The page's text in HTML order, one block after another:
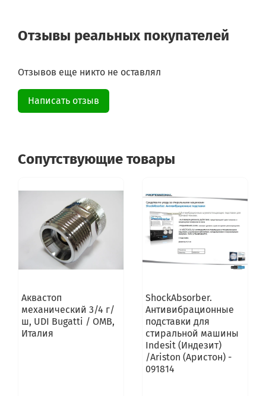
Отзывы реальных покупателей
Отзывов еще никто не оставлял
Написать отзыв
Сопутствующие товары
Аквастоп
механический 3/4 г/
ш, UDI Bugatti / OMB,
Италия
ShockAbsorber.
Антивибрационные
подставки для
стиральной машины
Indesit (Индезит)
/Ariston (Аристон) -
091814